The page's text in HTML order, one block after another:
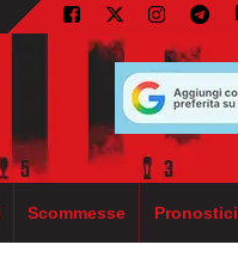
Scommesse Pronostici